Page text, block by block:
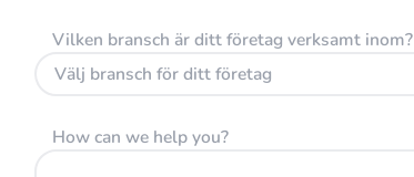
Vilken bransch är ditt företag verksamt inom?
Välj bransch för ditt företag
How can we help you?